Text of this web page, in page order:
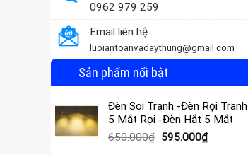
0962 979 259
Email liên hệ
luoiantoanvadaythung@gmail.com
Sản phẩm nổi bật
Đèn Soi Tranh -Đèn Rọi Tranh
5 Mắt Rọi -Đèn Hắt 5 Mắt
650.000₫ Giá
595.000₫Giá